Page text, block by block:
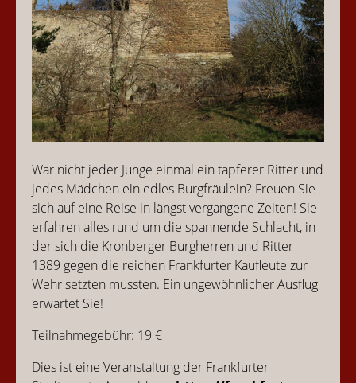
War nicht jeder Junge einmal ein tapferer Ritter und
jedes Mädchen ein edles Burgfräulein? Freuen Sie
sich auf eine Reise in längst vergangene Zeiten! Sie
erfahren alles rund um die spannende Schlacht, in
der sich die Kronberger Burgherren und Ritter
1389 gegen die reichen Frankfurter Kaufleute zur
Wehr setzten mussten. Ein ungewöhnlicher Ausflug
erwartet Sie!
Teilnahmegebühr: 19 €
Dies ist eine Veranstaltung der Frankfurter